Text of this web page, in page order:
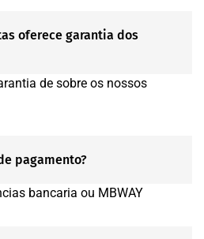
oferece garantia dos
de sobre os nossos
pagamento?
bancaria ou MBWAY